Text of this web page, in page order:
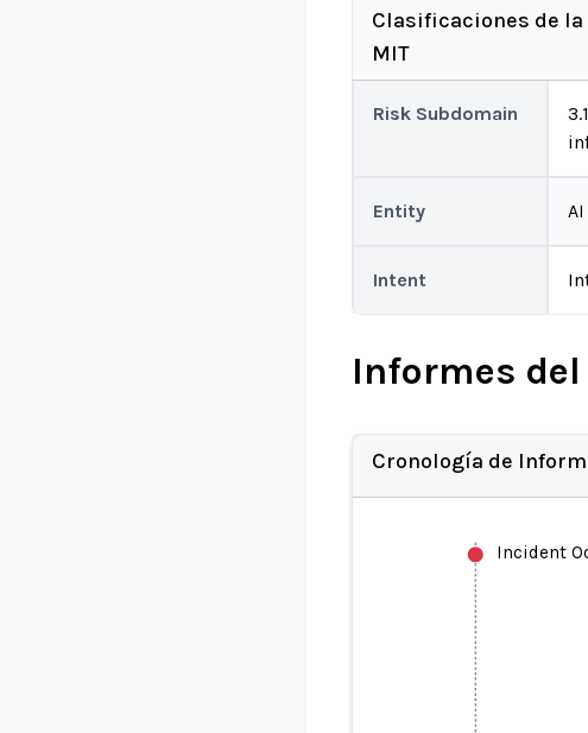
Clasificaciones de la
MIT
Risk Subdomain
Entity AI
Intent
Informes
Cronología de
Incident